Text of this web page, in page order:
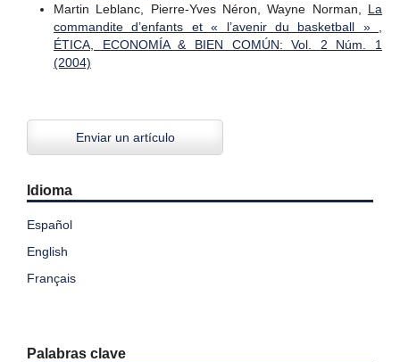
Martin Leblanc, Pierre-Yves Néron, Wayne Norman, La
commandite d’enfants et « l’avenir du basketball »
ÉTICA, ECONOMÍA & BIEN COMÚN: Vol. 2 Núm. 1
(2004)
Enviar un artículo
Idioma
Español
English
Français
Palabras clave